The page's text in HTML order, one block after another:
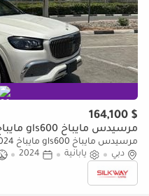
$ 164,100
مرسيدس مايباخ gls600 مايباخ
مرسيدس مايباخ gls600 مايباخ FULL OPTION MAYBACH GLS 600 2024
دبي
يابانية 2024